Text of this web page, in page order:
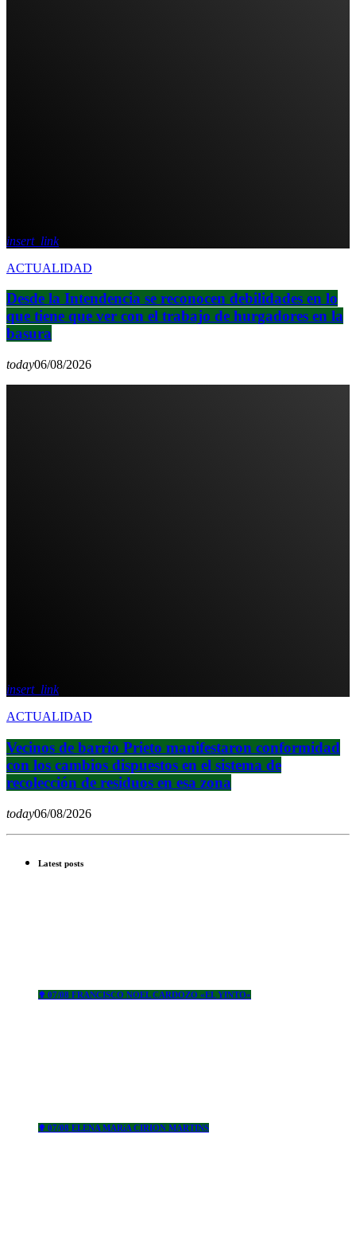
insert_link
ACTUALIDAD
Desde la Intendencia se reconocen debilidades en lo
que tiene que ver con el trabajo de hurgadores en la
basura
today06/08/2026
insert_link
ACTUALIDAD
Vecinos de barrio Prieto manifestaron conformidad
con los cambios dispuestos en el sistema de
recolección de residuos en esa zona
today06/08/2026
Latest posts
✟ 07/08 FRANCISCO NOEL CARDOZO «EL YINTO»
✟ 07/08 ELENA MARíA CIRION MARTINS